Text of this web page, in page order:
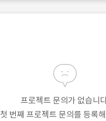
프로젝트 문의가 없습니
첫 번째 프로젝트 문의를 등록